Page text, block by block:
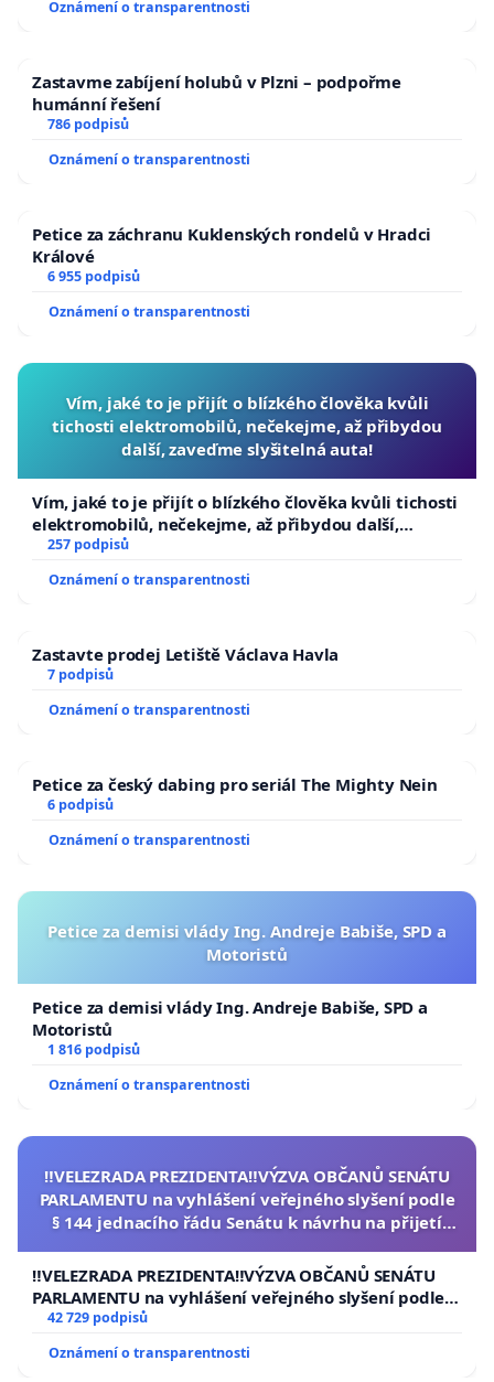
Oznámení o transparentnosti
Zastavme zabíjení holubů v Plzni – podpořme
humánní řešení
786 podpisů
Oznámení o transparentnosti
Petice za záchranu Kuklenských rondelů v Hradci
Králové
6 955 podpisů
Oznámení o transparentnosti
Vím, jaké to je přijít o blízkého člověka kvůli
tichosti elektromobilů, nečekejme, až přibydou
další, zaveďme slyšitelná auta!
Vím, jaké to je přijít o blízkého člověka kvůli tichosti
elektromobilů, nečekejme, až přibydou další,
zaveďme slyšitelná auta!
257 podpisů
Oznámení o transparentnosti
Zastavte prodej Letiště Václava Havla
7 podpisů
Oznámení o transparentnosti
Petice za český dabing pro seriál The Mighty Nein
6 podpisů
Oznámení o transparentnosti
Petice za demisi vlády Ing. Andreje Babiše, SPD a
Motoristů
Petice za demisi vlády Ing. Andreje Babiše, SPD a
Motoristů
1 816 podpisů
Oznámení o transparentnosti
‼️VELEZRADA PREZIDENTA‼️VÝZVA OBČANŮ SENÁTU
PARLAMENTU na vyhlášení veřejného slyšení podle
§ 144 jednacího řádu Senátu k návrhu na přijetí
republiky
‼️VELEZRADA PREZIDENTA‼️VÝZVA OBČANŮ SENÁTU
PARLAMENTU na vyhlášení veřejného slyšení podle §
144 jednacího řádu Senátu k návrhu na přijetí
usnesení k podání ústavní žaloby na prezidenta
republiky
42 729 podpisů
Oznámení o transparentnosti